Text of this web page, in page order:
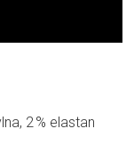
2 % elastan